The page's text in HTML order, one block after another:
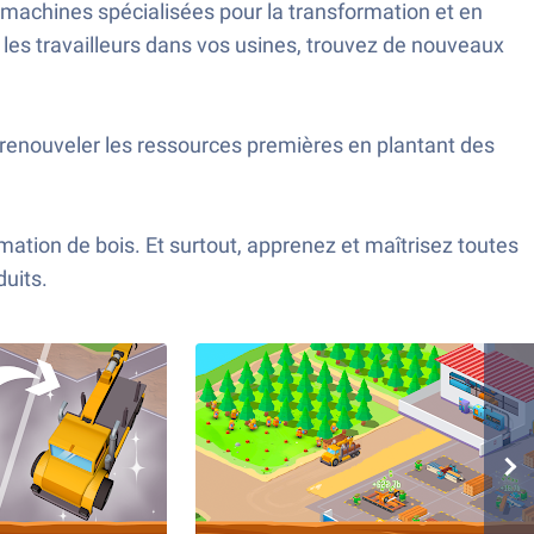
spécialisées pour la transformation et en
travailleurs dans vos usines, trouvez de nouveaux
les ressources premières en plantant des
de bois. Et surtout, apprenez et maîtrisez toutes